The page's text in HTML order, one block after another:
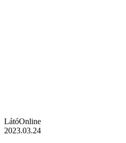
LátóOnline
2023.03.24